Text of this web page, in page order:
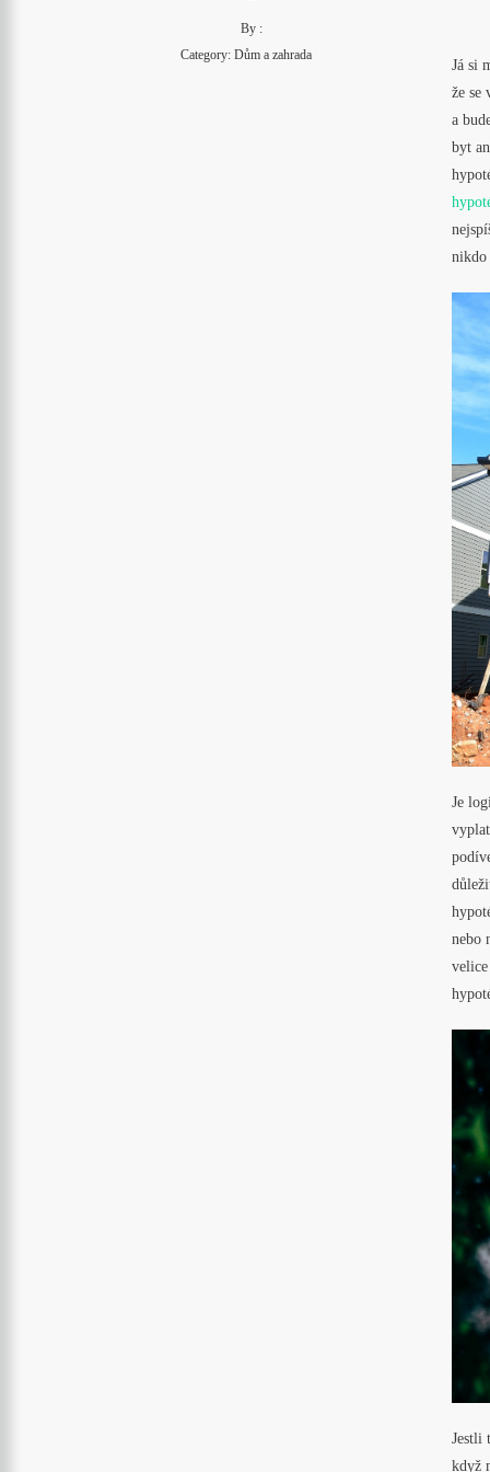
Já si
že se
a
byt
nikdo
Je
nebo
Jestli
když
By :
Category: Dům a zahrada